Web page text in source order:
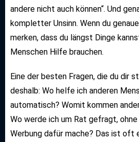
andere nicht auch können“. Und
kompletter Unsinn. Wenn du
merken, dass du längst Dinge
Menschen Hilfe brauchen.
Eine der besten Fragen, die du dir
deshalb: Wo helfe ich anderen
automatisch? Womit kommen
Wo werde ich um Rat gefragt,
Werbung dafür mache? Das ist oft